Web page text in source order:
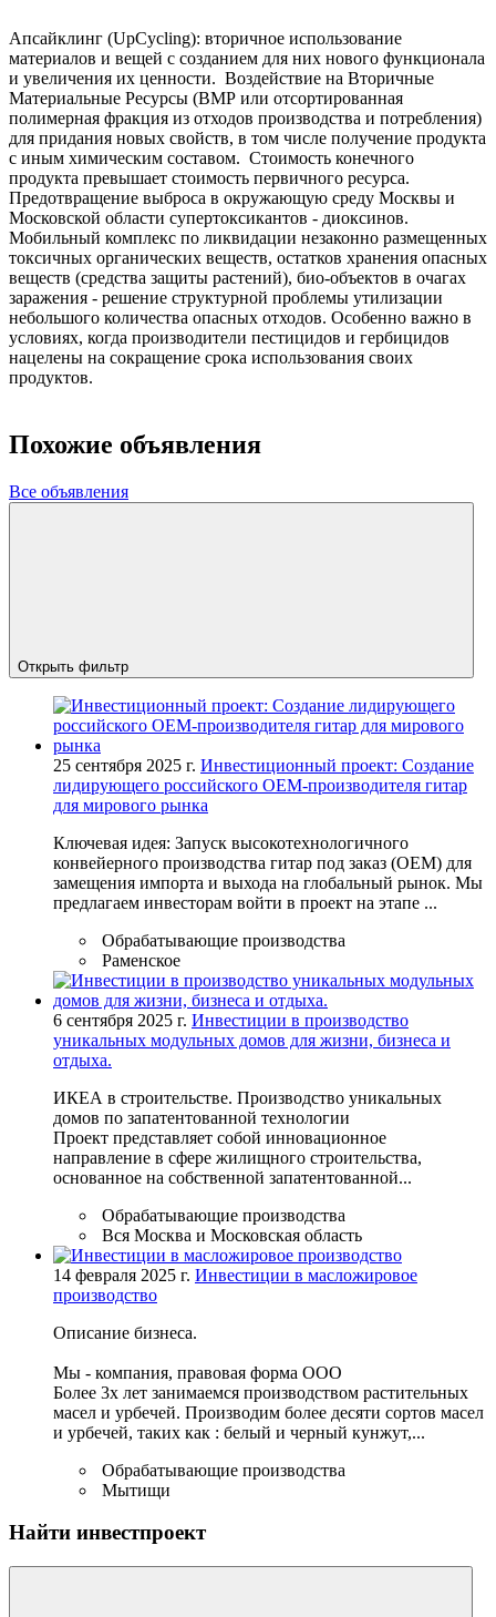
Апсайклинг (UpCycling): вторичное использование
материалов и вещей с созданием для них нового функционала
и увеличения их ценности. Воздействие на Вторичные
Материальные Ресурсы (ВМР или отсортированная
полимерная фракция из отходов производства и потребления)
для придания новых свойств, в том числе получение продукта
с иным химическим составом. Стоимость конечного
продукта превышает стоимость первичного ресурса.
Предотвращение выброса в окружающую среду Москвы и
Московской области супертоксикантов - диоксинов.
Мобильный комплекс по ликвидации незаконно размещенных
токсичных органических веществ, остатков хранения опасных
веществ (средства защиты растений), био-объектов в очагах
заражения - решение структурной проблемы утилизации
небольшого количества опасных отходов. Особенно важно в
условиях, когда производители пестицидов и гербицидов
нацелены на сокращение срока использования своих
продуктов.
Похожие объявления
Все объявления
Открыть фильтр
25 сентября 2025 г. Инвестиционный проект: Создание
лидирующего российского OEM-производителя гитар
для мирового рынка
Ключевая идея: Запуск высокотехнологичного
конвейерного производства гитар под заказ (OEM) для
замещения импорта и выхода на глобальный рынок. Мы
предлагаем инвесторам войти в проект на этапе ...
Обрабатывающие производства
Раменское
6 сентября 2025 г. Инвестиции в производство
уникальных модульных домов для жизни, бизнеса и
отдыха.
ИКЕА в строительстве. Производство уникальных
домов по запатентованной технологии
Проект представляет собой инновационное
направление в сфере жилищного строительства,
основанное на собственной запатентованной...
Обрабатывающие производства
Вся Москва и Московская область
14 февраля 2025 г. Инвестиции в масложировое
производство
Описание бизнеса.
Мы - компания, правовая форма ООО
Более 3х лет занимаемся производством растительных
масел и урбечей. Производим более десяти сортов масел
и урбечей, таких как : белый и черный кунжут,...
Обрабатывающие производства
Мытищи
Найти инвестпроект